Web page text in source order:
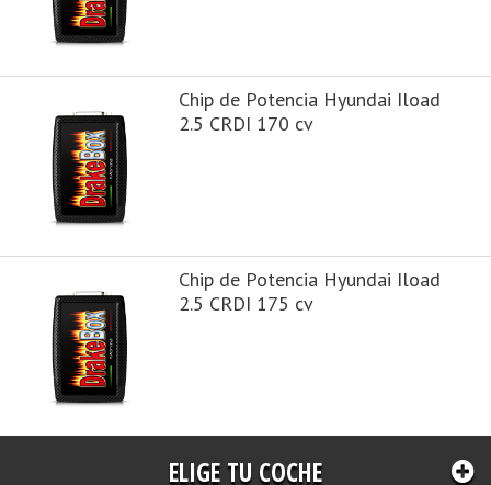
Chip de Potencia Hyundai Iload
2.5 CRDI 170 cv
Chip de Potencia Hyundai Iload
2.5 CRDI 175 cv
ELIGE TU COCHE